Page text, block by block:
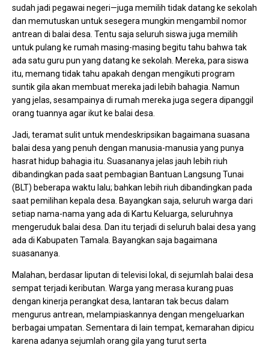
sudah jadi pegawai negeri—juga memilih tidak datang ke sekolah
dan memutuskan untuk sesegera mungkin mengambil nomor
antrean di balai desa. Tentu saja seluruh siswa juga memilih
untuk pulang ke rumah masing-masing begitu tahu bahwa tak
ada satu guru pun yang datang ke sekolah. Mereka, para siswa
itu, memang tidak tahu apakah dengan mengikuti program
suntik gila akan membuat mereka jadi lebih bahagia. Namun
yang jelas, sesampainya di rumah mereka juga segera dipanggil
orang tuannya agar ikut ke balai desa.
Jadi, teramat sulit untuk mendeskripsikan bagaimana suasana
balai desa yang penuh dengan manusia-manusia yang punya
hasrat hidup bahagia itu. Suasananya jelas jauh lebih riuh
dibandingkan pada saat pembagian Bantuan Langsung Tunai
(BLT) beberapa waktu lalu; bahkan lebih riuh dibandingkan pada
saat pemilihan kepala desa. Bayangkan saja, seluruh warga dari
setiap nama-nama yang ada di Kartu Keluarga, seluruhnya
mengeruduk balai desa. Dan itu terjadi di seluruh balai desa yang
ada di Kabupaten Tamala. Bayangkan saja bagaimana
suasananya.
Malahan, berdasar liputan di televisi lokal, di sejumlah balai desa
sempat terjadi keributan. Warga yang merasa kurang puas
dengan kinerja perangkat desa, lantaran tak becus dalam
mengurus antrean, melampiaskannya dengan mengeluarkan
berbagai umpatan. Sementara di lain tempat, kemarahan dipicu
karena adanya sejumlah orang gila yang turut serta